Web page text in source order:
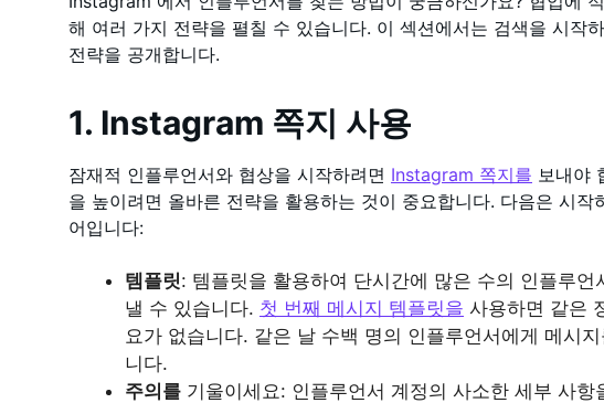
해 여러 가지 전략을 펼칠 수 있습니다. 이 섹션에서는 검색을 시작
전략을 공개합니다.
1. Instagram 쪽지 사용
잠재적 인플루언서와 협상을 시작하려면 Instagram 쪽지를 보내야
을 높이려면 올바른 전략을 활용하는 것이 중요합니다. 다음은 시작
어입니다:
템플릿: 템플릿을 활용하여 단시간에 많은 수의 인플루언
낼 수 있습니다. 첫 번째 메시지 템플릿을 사용하면 같은
요가 없습니다. 같은 날 수백 명의 인플루언서에게 메시
니다.
주의를 기울이세요: 인플루언서 계정의 사소한 세부 사항